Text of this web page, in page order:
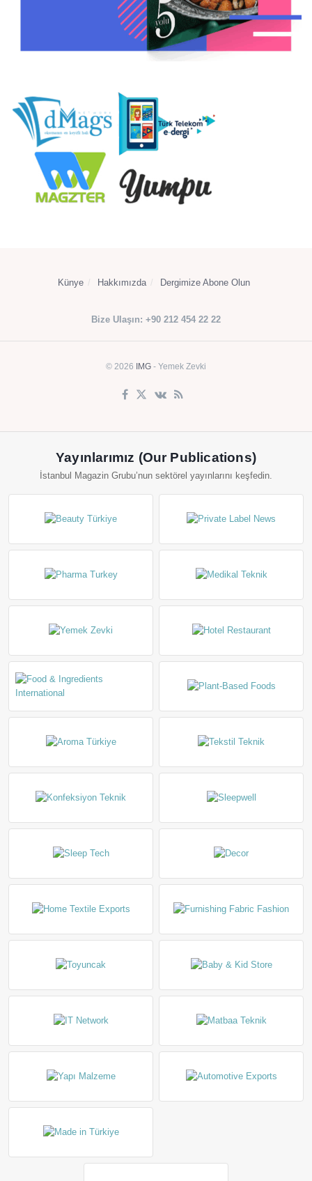
Künye Hakkımızda Dergimize Abone Olun
Bize Ulaşın: +90 212 454 22 22
© 2026 IMG - Yemek Zevki
Yayınlarımız (Our Publications)
İstanbul Magazin Grubu’nun sektörel yayınlarını keşfedin.